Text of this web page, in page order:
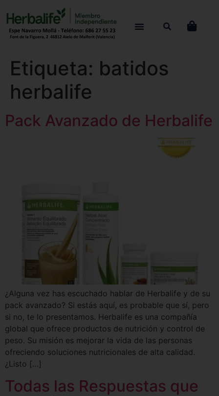
Etiqueta: batidos
herbalife
Pack Avanzado de Herbalife
¿Alguna vez has escuchado hablar de Herbalife y de su
pack avanzado? Si estás aquí, es probable que sí, pero
si no, te lo presentamos. Herbalife es una compañía
global que ofrece productos de nutrición y control de
peso. Su misión es mejorar la vida de las personas
ofreciendo soluciones nutricionales de alta calidad.
¿Listo […]
Todas las Respuestas que